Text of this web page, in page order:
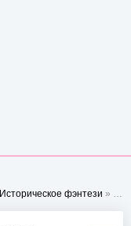
Историческое фэнтези » Князь мертвецов - Волынская Илона